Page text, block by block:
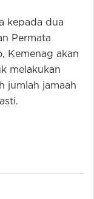
kepada dua
Permata
Kemenag akan
melakukan
jumlah jamaah